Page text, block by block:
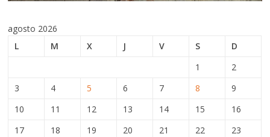
agosto 2026
L
M X J V S
D
1
2
3
4 5 6 7 8
9
10
11 12 13 14 15
16
17
18 19 20 21 22
23